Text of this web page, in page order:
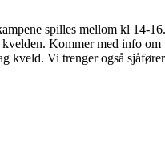
spilles mellom kl 14-16.
Kommer med info om
kveld. Vi trenger også sjåfører